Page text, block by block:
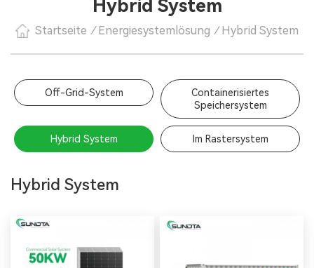
Hybrid System
Startseite / Energiesystemlösung / Hybrid System
Off-Grid-System
Containerisiertes
Speichersystem
Hybrid System Im Rastersystem
Hybrid System